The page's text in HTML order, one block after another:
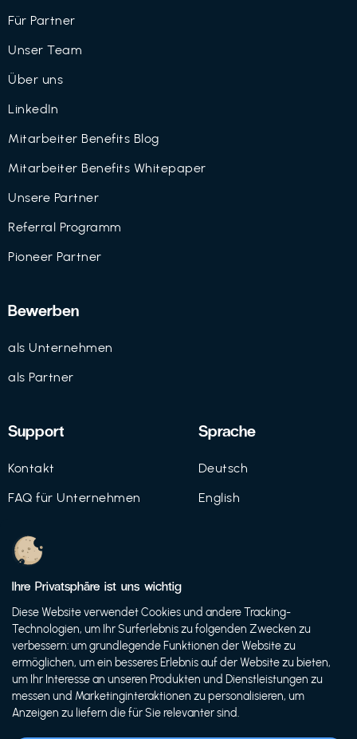
Für Partner
Unser Team
Über uns
LinkedIn
Mitarbeiter Benefits Blog
Mitarbeiter Benefits Whitepaper
Unsere Partner
Referral Programm
Pioneer Partner
Bewerben
als Unternehmen
als Partner
Support
Kontakt
FAQ für Unternehmen
Datenschutz
Nutzungsbedingungen
Sprache
Deutsch
English
© 2021 FutureBens GmbH
Ihre Privatsphäre ist uns wichtig
Diese Website verwendet Cookies und andere Tracking-
Technologien, um Ihr Surferlebnis zu folgenden Zwecken zu
verbessern: um grundlegende Funktionen der Website zu
ermöglichen, um ein besseres Erlebnis auf der Website zu bieten,
um Ihr Interesse an unseren Produkten und Dienstleistungen zu
messen und Marketinginteraktionen zu personalisieren, um
Anzeigen zu liefern die für Sie relevanter sind.